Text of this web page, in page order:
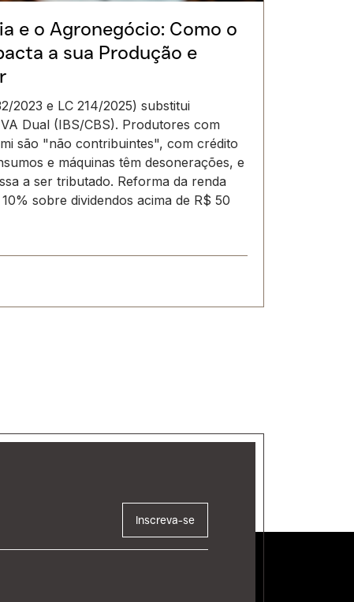
e o Agronegócio: Como o
a sua Produção e
2023 e LC 214/2025) substitui
Dual (IBS/CBS). Produtores com
são "não contribuintes", com crédito
e máquinas têm desonerações, e
a ser tributado. Reforma da renda
sobre dividendos acima de R$ 50